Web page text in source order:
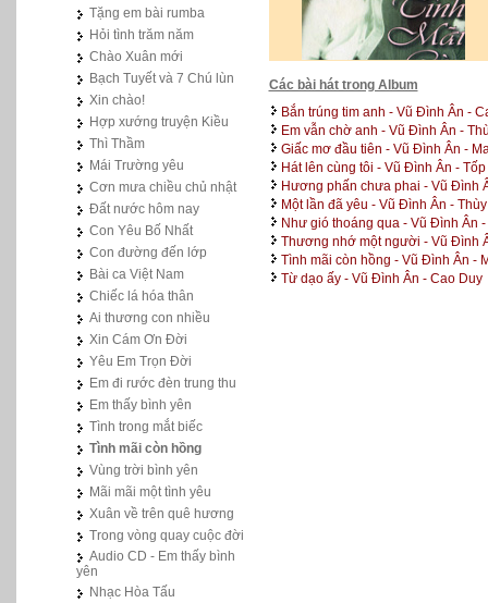
Tặng em bài rumba
Hỏi tình trăm năm
Chào Xuân mới
Bạch Tuyết và 7 Chú lùn
Xin chào!
Hợp xướng truyện Kiều
Thì Thầm
Mái Trường yêu
Cơn mưa chiều chủ nhật
Đất nước hôm nay
Con Yêu Bố Nhất
Con đường đến lớp
Bài ca Việt Nam
Chiếc lá hóa thân
Ai thương con nhiều
Xin Cám Ơn Đời
Yêu Em Trọn Đời
Em đi rước đèn trung thu
Em thấy bình yên
Tình trong mắt biếc
Tình mãi còn hồng
Vùng trời bình yên
Mãi mãi một tình yêu
Xuân về trên quê hương
Trong vòng quay cuộc đời
Audio CD - Em thấy bình
yên
Nhạc Hòa Tấu
Các bài hát trong Album
Bắn trúng tim anh - Vũ Đình Ân -
Em vẫn chờ anh - Vũ Đình Ân -
Giấc mơ đầu tiên - Vũ Đình Ân -
Hát lên cùng tôi - Vũ Đình Ân - Tốp
Hương phấn chưa phai - Vũ Đình
Một lần đã yêu - Vũ Đình Ân -
Như gió thoáng qua - Vũ Đình Ân
Thương nhớ một người - Vũ Đình
Tình mãi còn hồng - Vũ Đình Ân -
Từ dạo ấy - Vũ Đình Ân - Cao Duy